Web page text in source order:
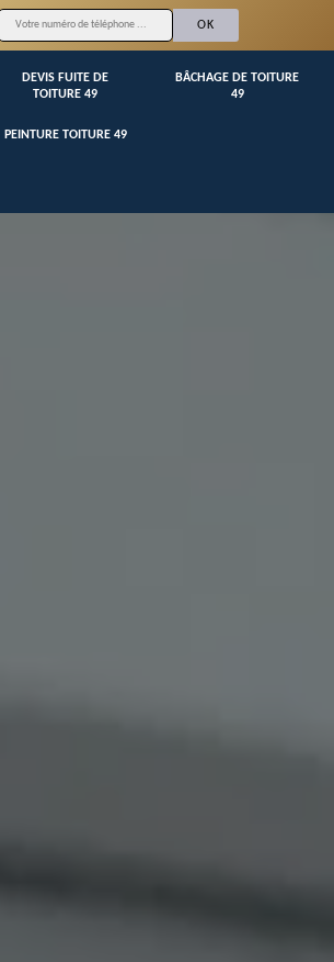
DEVIS FUITE DE
TOITURE 49
BÂCHAGE DE TOITURE
49
PEINTURE TOITURE 49